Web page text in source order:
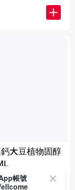
大豆植物固醇
定品牌送贈品
帳號